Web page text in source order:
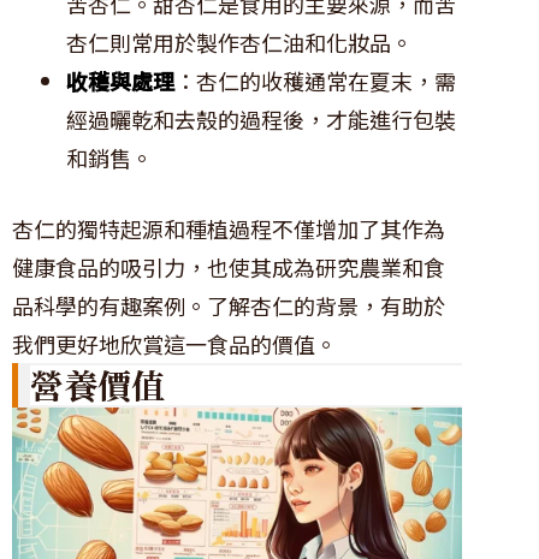
杏仁則常用於製作杏仁油和化妝品。
收穫與處理：杏仁的收穫通常在夏末，需
經過曬乾和去殼的過程後，才能進行包裝
和銷售。
杏仁的獨特起源和種植過程不僅增加了其作為
健康食品的吸引力，也使其成為研究農業和食
品科學的有趣案例。了解杏仁的背景，有助於
我們更好地欣賞這一食品的價值。
營養價值